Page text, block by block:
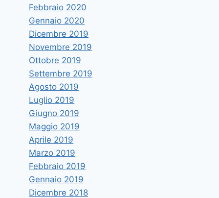
Febbraio 2020
Gennaio 2020
Dicembre 2019
Novembre 2019
Ottobre 2019
Settembre 2019
Agosto 2019
Luglio 2019
Giugno 2019
Maggio 2019
Aprile 2019
Marzo 2019
Febbraio 2019
Gennaio 2019
Dicembre 2018